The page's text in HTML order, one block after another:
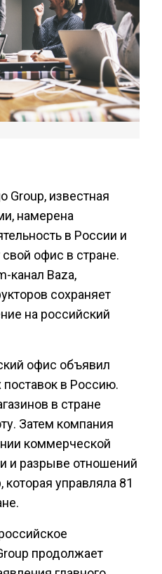
Group, известная
намерена
в России и
офис в стране.
канал Baza,
сохраняет
на российский
офис объявил
в Россию.
в стране
Затем компания
коммерческой
и разрыве отношений
управляла 81
продолжает